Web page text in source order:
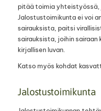
pitää toimia yhteistyössä,
Jalostustoimikunta ei voi
sairauksista, paitsi
sairauksista, joihin sairaan
kirjallisen luvan.
Katso myös kohdat
Jalostustoimikunta